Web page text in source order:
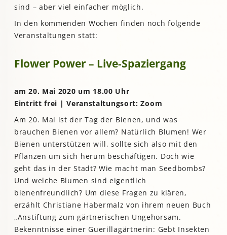
sind – aber viel einfacher möglich.
In den kommenden Wochen finden noch folgende
Veranstaltungen statt:
Flower Power – Live-Spaziergang
am 20. Mai 2020 um 18.00 Uhr
Eintritt frei | Veranstaltungsort: Zoom
Am 20. Mai ist der Tag der Bienen, und was
brauchen Bienen vor allem? Natürlich Blumen! Wer
Bienen unterstützen will, sollte sich also mit den
Pflanzen um sich herum beschäftigen. Doch wie
geht das in der Stadt? Wie macht man Seedbombs?
Und welche Blumen sind eigentlich
bienenfreundlich? Um diese Fragen zu klären,
erzählt Christiane Habermalz von ihrem neuen Buch
„Anstiftung zum gärtnerischen Ungehorsam.
Bekenntnisse einer Guerillagärtnerin: Gebt Insekten